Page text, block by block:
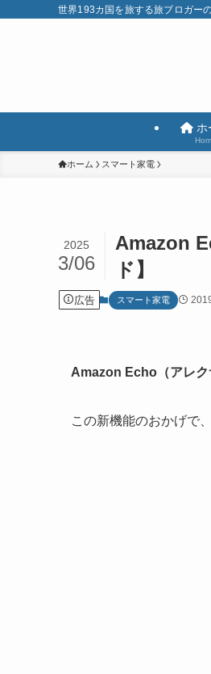
世界193カ国を旅する旅ブロガー
ホ
ホーム スマート家電
Amazon
ド】
2025
3/06
広告 スマート家電
Amazon Echo（アレク
この新機能のおかげで